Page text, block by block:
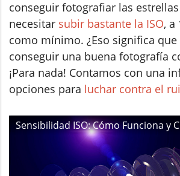
conseguir fotografiar las
necesitar subir bastante la ISO, a
como mínimo. ¿Eso significa
conseguir una buena fotografía
¡Para nada! Contamos con una
opciones para luchar contra el
Sensibilidad ISO: Cómo Funciona y